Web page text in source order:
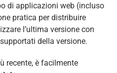
di applicazioni web (incluso
pratica per distribuire
l’ultima versione con
della versione.
recente, è facilmente